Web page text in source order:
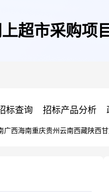
超市采购项
标查询 招标产品分析
广西海南重庆贵州 云南西藏陕西